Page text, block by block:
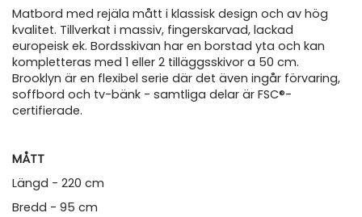
Matbord med rejäla mått i klassisk design och av hög
kvalitet. Tillverkat i massiv, fingerskarvad, lackad
europeisk ek. Bordsskivan har en borstad yta och kan
kompletteras med 1 eller 2 tilläggsskivor a 50 cm.
Brooklyn är en flexibel serie där det även ingår förvaring,
soffbord och tv-bänk - samtliga delar är FSC®-
certifierade.
MÅTT
Längd - 220 cm
Bredd - 95 cm